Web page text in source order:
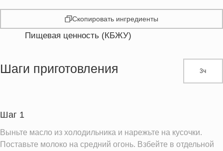
Скопировать ингредиенты
Пищевая ценность (КБЖУ)
Жиры
47.0 г
Пищевые волокна
Сахар
Холестерин
178.2 мг
Шаги приготовления 3ч
Шаг 1
Выньте масло из холодильника и нарежьте на кусочки.
Поставьте молоко на средний огонь. Взбейте в отдельной